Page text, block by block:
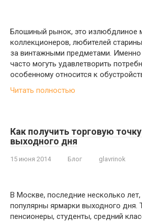
Блошиный рынок, это излюбдлиное
коллекционеров, любителей
за винтажными предметами.
часто могуть удавлетворить
особенному относится к
Читать полностью
Как получить торговую
выходного дня
15 июня 2014 Блог glavrinok
В Москве, последние несколько лет,
популярны ярмарки выходного дня.
пенсионеры, студенты, средний